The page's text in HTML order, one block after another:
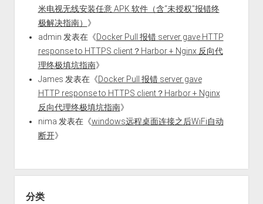
米电视无线安装任意 APK 软件（含“未授权”报错终
极解决指南） 》
admin 发表在《Docker Pull 报错 server gave HTTP
response to HTTPS client？Harbor + Nginx 反向代
理终极填坑指南》
James 发表在《Docker Pull 报错 server gave
HTTP response to HTTPS client？Harbor + Nginx
反向代理终极填坑指南》
nima 发表在《windows远程桌面连接之后WiFi自动
断开》
分类